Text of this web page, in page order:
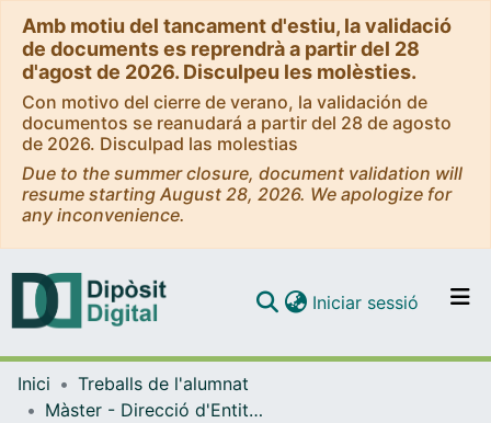
Amb motiu del tancament d'estiu, la validació
de documents es reprendrà a partir del 28
d'agost de 2026. Disculpeu les molèsties.
Con motivo del cierre de verano, la validación de
documentos se reanudará a partir del 28 de agosto
de 2026. Disculpad las molestias
Due to the summer closure, document validation will
resume starting August 28, 2026. We apologize for
any inconvenience.
Navega per tot el DD
Iniciar sessió (current)
Inici
Treballs de l'alumnat
Màster - Direcció d'Entitats Asseguradores i Financeres (DEAF)